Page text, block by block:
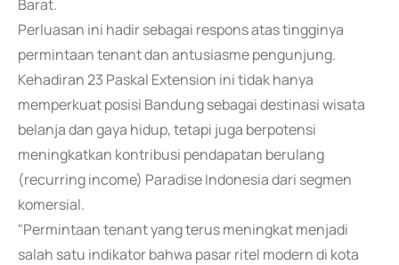
Barat.
Perluasan ini hadir sebagai respons atas tingginya
permintaan tenant dan antusiasme pengunjung.
Kehadiran 23 Paskal Extension ini tidak hanya
memperkuat posisi Bandung sebagai destinasi wisata
belanja dan gaya hidup, tetapi juga berpotensi
meningkatkan kontribusi pendapatan berulang
(recurring income) Paradise Indonesia dari segmen
komersial.
"Permintaan tenant yang terus meningkat menjadi
salah satu indikator bahwa pasar ritel modern di kota